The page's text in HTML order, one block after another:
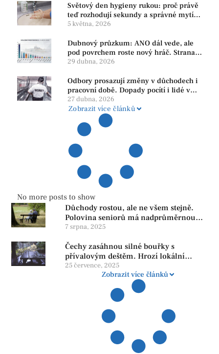
Světový den hygieny rukou: proč právě
teď rozhodují sekundy a správné mytí
rukou
5 května, 2026
Dubnový průzkum: ANO dál vede, ale
pod povrchem roste nový hráč. Strana
PRO se drží nejvýš mezi menšími
29 dubna, 2026
Odbory prosazují změny v důchodech i
pracovní době. Dopady pocítí i lidé v
našem regionu
27 dubna, 2026
Zobrazit více článků
No more posts to show
Důchody rostou, ale ne všem stejně.
Polovina seniorů má nadprůměrnou
penzi, tisíce však žijí pod hranicí
reformy
7 srpna, 2025
Čechy zasáhnou silné bouřky s
přívalovým deštěm. Hrozí lokální
zatopení
25 července, 2025
Zobrazit více článků